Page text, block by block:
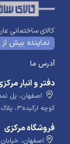
کالای ساختمانی
نماینده بیش از 20 برند معتبر
آدرس ما
دفتر و انبار
اصفهان، پل
کوچه ارکیده۳، پلاک ۵۸
فروشگاه مرکزی
اصفهان، خیابان